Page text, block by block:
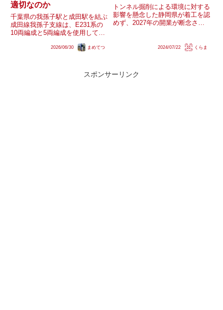
適切なのか
千葉県の我孫子駅と成田駅を結ぶ
成田線我孫子支線は、E231系の
10両編成と5両編成を使用して運
しながら千葉県北部の栄町や印西
中時間帯を中心に車内の混雑...
2026/06/30 まめてつ
トンネル掘削による環境に対する
影響を懸念した静岡県が着工を認
めず、2027年の開業が断念され
市内においてトンネル掘削工事に
2024/07/22 くらま
スポンサーリンク